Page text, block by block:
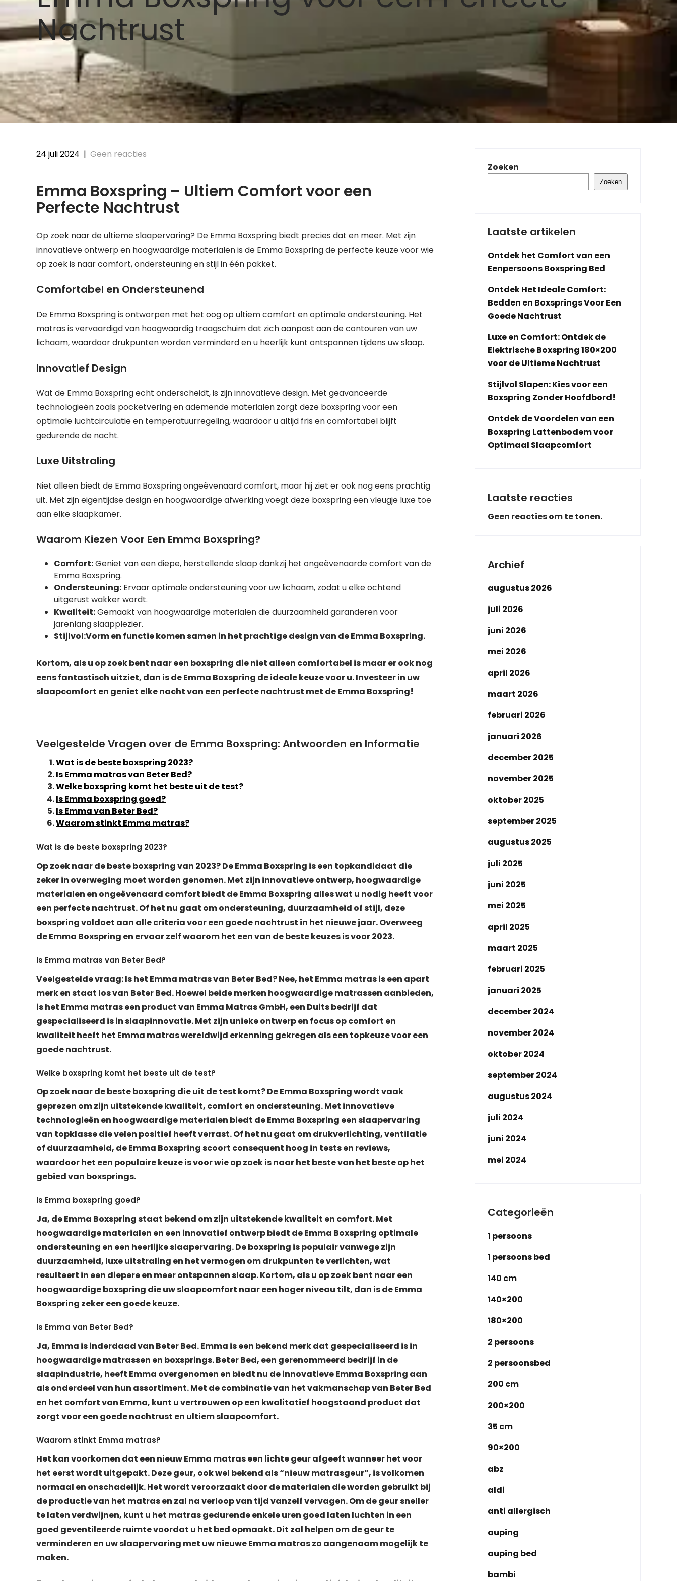
Nachtrust
24 juli 2024 | Geen reacties
Emma Boxspring – Ultiem Comfort voor een
Perfecte Nachtrust
Op zoek naar de ultieme slaapervaring? De Emma Boxspring biedt precies dat en meer. Met zijn
innovatieve ontwerp en hoogwaardige materialen is de Emma Boxspring de perfecte keuze voor wie
op zoek is naar comfort, ondersteuning en stijl in één pakket.
Comfortabel en Ondersteunend
De Emma Boxspring is ontworpen met het oog op ultiem comfort en optimale ondersteuning. Het
matras is vervaardigd van hoogwaardig traagschuim dat zich aanpast aan de contouren van uw
lichaam, waardoor drukpunten worden verminderd en u heerlijk kunt ontspannen tijdens uw slaap.
Innovatief Design
Wat de Emma Boxspring echt onderscheidt, is zijn innovatieve design. Met geavanceerde
technologieën zoals pocketvering en ademende materialen zorgt deze boxspring voor een
optimale luchtcirculatie en temperatuurregeling, waardoor u altijd fris en comfortabel blijft
gedurende de nacht.
Luxe Uitstraling
Niet alleen biedt de Emma Boxspring ongeëvenaard comfort, maar hij ziet er ook nog eens prachtig
uit. Met zijn eigentijdse design en hoogwaardige afwerking voegt deze boxspring een vleugje luxe toe
aan elke slaapkamer.
Waarom Kiezen Voor Een Emma Boxspring?
Comfort:Geniet van een diepe, herstellende slaap dankzij het ongeëvenaarde comfort van de
Emma Boxspring.
Ondersteuning: Ervaar optimale ondersteuning voor uw lichaam, zodat u elke ochtend
uitgerust wakker wordt.
Kwaliteit:Gemaakt van hoogwaardige materialen die duurzaamheid garanderen voor
jarenlang slaapplezier.
Stijlvol:Vorm en functie komen samen in het prachtige design van de Emma Boxspring.
Kortom, als u op zoek bent naar een boxspring die niet alleen comfortabel is maar er ook nog
eens fantastisch uitziet, dan is de Emma Boxspring de ideale keuze voor u. Investeer in uw
slaapcomfort en geniet elke nacht van een perfecte nachtrust met de Emma Boxspring!
Veelgestelde Vragen over de Emma Boxspring: Antwoorden en Informatie
Wat is de beste boxspring 2023?
Is Emma matras van Beter Bed?
Welke boxspring komt het beste uit de test?
Is Emma boxspring goed?
Is Emma van Beter Bed?
Waarom stinkt Emma matras?
Wat is de beste boxspring 2023?
Op zoek naar de beste boxspring van 2023? De Emma Boxspring is een topkandidaat die
zeker in overweging moet worden genomen. Met zijn innovatieve ontwerp, hoogwaardige
materialen en ongeëvenaard comfort biedt de Emma Boxspring alles wat u nodig heeft voor
een perfecte nachtrust. Of het nu gaat om ondersteuning, duurzaamheid of stijl, deze
boxspring voldoet aan alle criteria voor een goede nachtrust in het nieuwe jaar. Overweeg
de Emma Boxspring en ervaar zelf waarom het een van de beste keuzes is voor 2023.
Is Emma matras van Beter Bed?
Veelgestelde vraag: Is het Emma matras van Beter Bed? Nee, het Emma matras is een apart
merk en staat los van Beter Bed. Hoewel beide merken hoogwaardige matrassen aanbieden,
is het Emma matras een product van Emma Matras GmbH, een Duits bedrijf dat
gespecialiseerd is in slaapinnovatie. Met zijn unieke ontwerp en focus op comfort en
kwaliteit heeft het Emma matras wereldwijd erkenning gekregen als een topkeuze voor een
goede nachtrust.
Welke boxspring komt het beste uit de test?
Op zoek naar de beste boxspring die uit de test komt? De Emma Boxspring wordt vaak
geprezen om zijn uitstekende kwaliteit, comfort en ondersteuning. Met innovatieve
technologieën en hoogwaardige materialen biedt de Emma Boxspring een slaapervaring
van topklasse die velen positief heeft verrast. Of het nu gaat om drukverlichting, ventilatie
of duurzaamheid, de Emma Boxspring scoort consequent hoog in tests en reviews,
waardoor het een populaire keuze is voor wie op zoek is naar het beste van het beste op het
gebied van boxsprings.
Is Emma boxspring goed?
Ja, de Emma Boxspring staat bekend om zijn uitstekende kwaliteit en comfort. Met
hoogwaardige materialen en een innovatief ontwerp biedt de Emma Boxspring optimale
ondersteuning en een heerlijke slaapervaring. De boxspring is populair vanwege zijn
duurzaamheid, luxe uitstraling en het vermogen om drukpunten te verlichten, wat
resulteert in een diepere en meer ontspannen slaap. Kortom, als u op zoek bent naar een
hoogwaardige boxspring die uw slaapcomfort naar een hoger niveau tilt, dan is de Emma
Boxspring zeker een goede keuze.
Is Emma van Beter Bed?
Ja, Emma is inderdaad van Beter Bed. Emma is een bekend merk dat gespecialiseerd is in
hoogwaardige matrassen en boxsprings. Beter Bed, een gerenommeerd bedrijf in de
slaapindustrie, heeft Emma overgenomen en biedt nu de innovatieve Emma Boxspring aan
als onderdeel van hun assortiment. Met de combinatie van het vakmanschap van Beter Bed
en het comfort van Emma, kunt u vertrouwen op een kwalitatief hoogstaand product dat
zorgt voor een goede nachtrust en ultiem slaapcomfort.
Waarom stinkt Emma matras?
Het kan voorkomen dat een nieuw Emma matras een lichte geur afgeeft wanneer het voor
het eerst wordt uitgepakt. Deze geur, ook wel bekend als “nieuw matrasgeur”, is volkomen
normaal en onschadelijk. Het wordt veroorzaakt door de materialen die worden gebruikt bij
de productie van het matras en zal na verloop van tijd vanzelf vervagen. Om de geur sneller
te laten verdwijnen, kunt u het matras gedurende enkele uren goed laten luchten in een
goed geventileerde ruimte voordat u het bed opmaakt. Dit zal helpen om de geur te
verminderen en uw slaapervaring met uw nieuwe Emma matras zo aangenaam mogelijk te
maken.
Zoeken
Zoeken
Laatste artikelen
Ontdek het Comfort van een
Eenpersoons Boxspring Bed
Ontdek Het Ideale Comfort:
Bedden en Boxsprings Voor Een
Goede Nachtrust
Luxe en Comfort: Ontdek de
Elektrische Boxspring 180×200
voor de Ultieme Nachtrust
Stijlvol Slapen: Kies voor een
Boxspring Zonder Hoofdbord!
Ontdek de Voordelen van een
Boxspring Lattenbodem voor
Optimaal Slaapcomfort
Laatste reacties
Geen reacties om te tonen.
Archief
augustus 2026
juli 2026
juni 2026
mei 2026
april 2026
maart 2026
februari 2026
januari 2026
december 2025
november 2025
oktober 2025
september 2025
augustus 2025
juli 2025
juni 2025
mei 2025
april 2025
maart 2025
februari 2025
januari 2025
december 2024
november 2024
oktober 2024
september 2024
augustus 2024
juli 2024
juni 2024
mei 2024
Categorieën
1 persoons
1 persoons bed
140 cm
140×200
180×200
2 persoons
2 persoonsbed
200 cm
200×200
35 cm
90×200
abz
aldi
anti allergisch
auping
auping bed
bambi